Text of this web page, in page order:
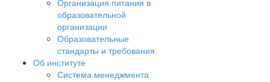
Организация питания в
образовательной
организации
Образовательные
стандарты и требования
Об институте
Система менеджмента